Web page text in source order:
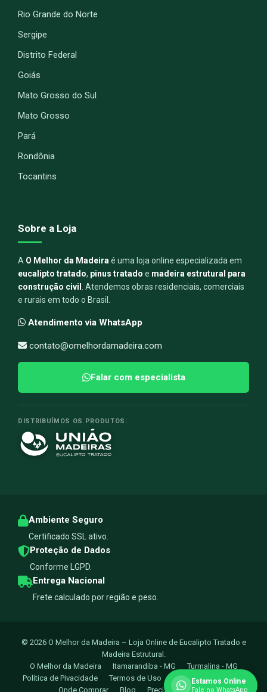
Rio Grande do Norte
Sergipe
Distrito Federal
Goiás
Mato Grosso do Sul
Mato Grosso
Pará
Rondônia
Tocantins
Sobre a Loja
A O Melhor da Madeiraé uma loja online especializada em
eucalipto tratado, pinus tratado e madeira estrutural para
construção civil . Atendemos obras residenciais, comerciais
e rurais em todo o Brasil.
Atendimento via WhatsApp
contato@omelhordamadeira.com
Falar com especialista
DISTRIBUÍMOS OS PRODUTOS:
Ambiente Seguro
Certificado SSL ativo.
Proteção de Dados
Conforme LGPD.
Entrega Nacional
Frete calculado por região e peso.
Estamos Online
Fale no WhatsApp
© 2026 O Melhor da Madeira – Loja Online de Eucalipto Tratado e
Madeira Estrutural.
O Melhor da Madeira
Itamarandiba - MG
Turmalina - MG
Política de Pivacidade
Termos de Uso
Trocas e Devoluçoes
Onde Comprar
Blog Precisa de Ajuda?